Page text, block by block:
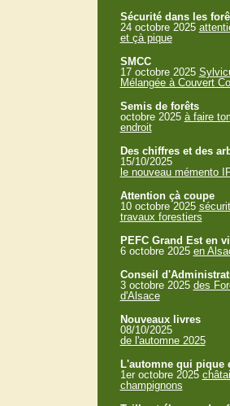
Sécurité dans les
24 octobre 2025
et çà pique
SMCC
17 octobre 2025
Mélangée à Couvert
Semis de forêts
octobre 2025 à faire
endroit
Des chiffres et des
15/10/2025
le nouveau mémento
Attention çà coupe
10 octobre 2025
travaux forestiers
PEFC Grand Est en
6 octobre 2025 en
Conseil
3 octobre 2025 des
d'Alsace
Nouveaux livres
08/10/2025
de l'automne 2025
L'automne qui pique
1er octobre 2025
champignons